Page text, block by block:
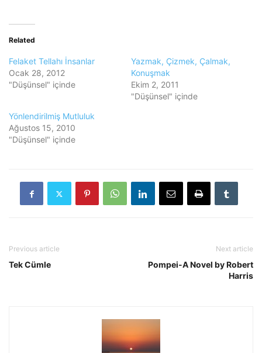
Related
Felaket Tellahı İnsanlar
Ocak 28, 2012
"Düşünsel" içinde
Yazmak, Çizmek, Çalmak,
Konuşmak
Ekim 2, 2011
"Düşünsel" içinde
Yönlendirilmiş Mutluluk
Ağustos 15, 2010
"Düşünsel" içinde
Previous article
Tek Cümle
Next article
Pompei-A Novel by Robert
Harris